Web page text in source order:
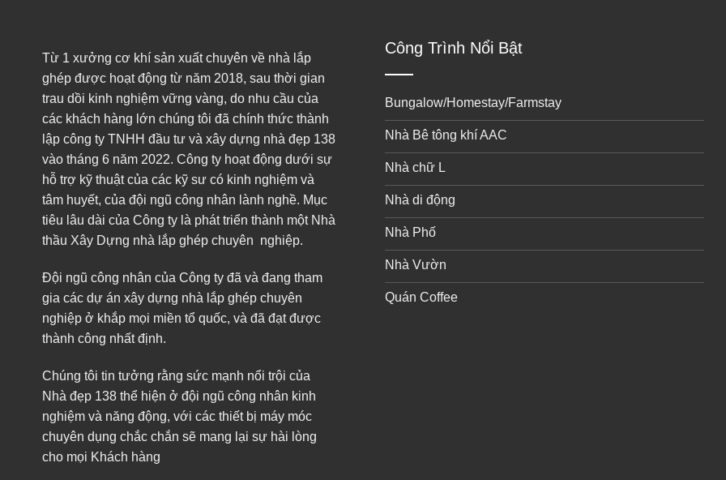
Từ 1 xưởng cơ khí sản xuất chuyên về nhà lắp
ghép được hoạt động từ năm 2018, sau thời gian
trau dồi kinh nghiệm vững vàng, do nhu cầu của
các khách hàng lớn chúng tôi đã chính thức thành
lập công ty TNHH đầu tư và xây dựng nhà đẹp 138
vào tháng 6 năm 2022. Công ty hoạt động dưới sự
hỗ trợ kỹ thuật của các kỹ sư có kinh nghiệm và
tâm huyết, của đội ngũ công nhân lành nghề. Mục
tiêu lâu dài của Công ty là phát triển thành một Nhà
thầu Xây Dựng nhà lắp ghép chuyên nghiệp.
Đội ngũ công nhân của Công ty đã và đang tham
gia các dự án xây dựng nhà lắp ghép chuyên
nghiệp ở khắp mọi miền tổ quốc, và đã đạt được
thành công nhất định.
Chúng tôi tin tưởng rằng sức mạnh nổi trội của
Nhà đẹp 138 thể hiện ở đội ngũ công nhân kinh
nghiệm và năng động, với các thiết bị máy móc
chuyên dụng chắc chắn sẽ mang lại sự hài lòng
cho mọi Khách hàng
Công Trình Nổi Bật
Bungalow/Homestay/Farmstay
Nhà Bê tông khí AAC
Nhà chữ L
Nhà di động
Nhà Phố
Nhà Vườn
Quán Coffee